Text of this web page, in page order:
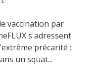
vaccination par
s'adressent
précarité :
un squat...